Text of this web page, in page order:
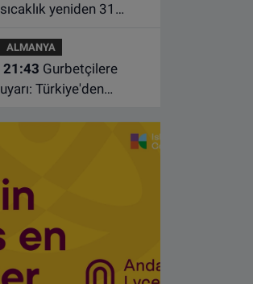
sıcaklık yeniden 31
ALMANYA
21:43
uyarı: Türkiye'den
borcunuzu kontrol edin